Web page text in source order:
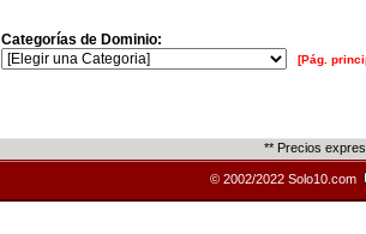
Categorías de Dominio:
[Pág.
** Precios
© 2002/2022 Solo10.com